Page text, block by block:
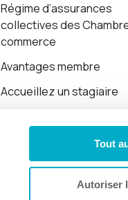
Tout
Autoriser
Régime d’assurances
collectives des
commerce
Avantages membre
Accueillez un stagiaire
Politique de confidentialité